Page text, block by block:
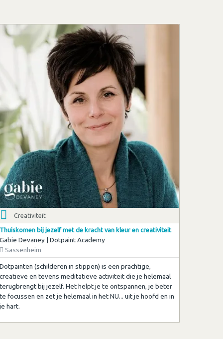
Creativiteit
bij jezelf met de kracht van kleur en creativiteit
Devaney | Dotpaint Academy
Sassenheim
(schilderen in stippen) is een prachtige,
en tevens meditatieve activiteit die je helemaal
bij jezelf. Het helpt je te ontspannen, je beter
focussen en zet je helemaal in het NU... uit je hoofd en in
hart.